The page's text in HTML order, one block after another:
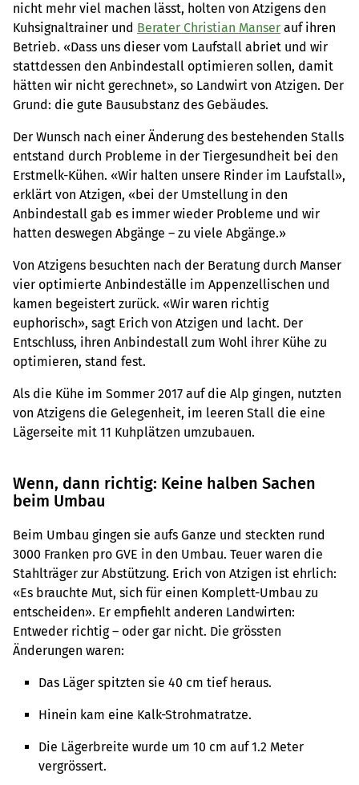
nicht mehr viel machen lässt, holten von Atzigens den
Kuhsignaltrainer und Berater Christian Manser auf ihren
Betrieb. «Dass uns dieser vom Laufstall abriet und wir
stattdessen den Anbindestall optimieren sollen, damit
hätten wir nicht gerechnet», so Landwirt von Atzigen. Der
Grund: die gute Bausubstanz des Gebäudes.
Der Wunsch nach einer Änderung des bestehenden Stalls
entstand durch Probleme in der Tiergesundheit bei den
Erstmelk-Kühen. «Wir halten unsere Rinder im Laufstall»,
erklärt von Atzigen, «bei der Umstellung in den
Anbindestall gab es immer wieder Probleme und wir
hatten deswegen Abgänge – zu viele Abgänge.»
Von Atzigens besuchten nach der Beratung durch Manser
vier optimierte Anbindeställe im Appenzellischen und
kamen begeistert zurück. «Wir waren richtig
euphorisch», sagt Erich von Atzigen und lacht. Der
Entschluss, ihren Anbindestall zum Wohl ihrer Kühe zu
optimieren, stand fest.
Als die Kühe im Sommer 2017 auf die Alp gingen, nutzten
von Atzigens die Gelegenheit, im leeren Stall die eine
Lägerseite mit 11 Kuhplätzen umzubauen.
Wenn, dann richtig: Keine halben Sachen
beim Umbau
Beim Umbau gingen sie aufs Ganze und steckten rund
3000 Franken pro GVE in den Umbau. Teuer waren die
Stahlträger zur Abstützung. Erich von Atzigen ist ehrlich:
«Es brauchte Mut, sich für einen Komplett-Umbau zu
entscheiden». Er empfiehlt anderen Landwirten:
Entweder richtig – oder gar nicht. Die grössten
Änderungen waren:
Das Läger spitzten sie 40 cm tief heraus.
Hinein kam eine Kalk-Stroh­ma­tratze.
Die Lägerbreite wurde um 10 cm auf 1.2 Meter
vergrössert.